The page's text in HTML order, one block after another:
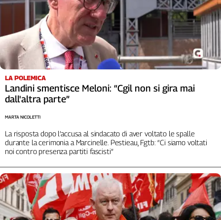
Liguria
Lombardia
Marche
Piemonte
Puglia
Sardegna
Sicilia
Toscana
Trentino
Umbria
Valle
D'Aosta
Veneto
Archivio
Storico
1955-
2014
LA POLEMICA
Landini smentisce Meloni: “Cgil non si gira mai
dall'altra parte”
La risposta dopo l’accusa al sindacato di aver voltato le spalle
durante la cerimonia a Marcinelle. Pestieau, Fgtb: “Ci siamo voltati
noi contro presenza partiti fascisti”
MARTA NICOLETTI